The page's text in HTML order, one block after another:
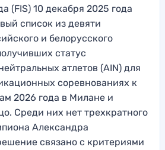
(FIS) 10 декабря 2025 года
список из девяти
и белорусского
статус
атлетов (AIN) для
соревнованиях к
2026 года в Милане и
Среди них нет трехкратного
Александра
связано с критериями